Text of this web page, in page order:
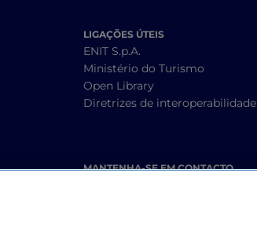
LIGAÇÕES ÚTEIS
ENIT S.p.A.
Ministério do Turismo
Open Library
Diretrizes de interoperabilidade
MANTENHA-SE EM CONTACTO